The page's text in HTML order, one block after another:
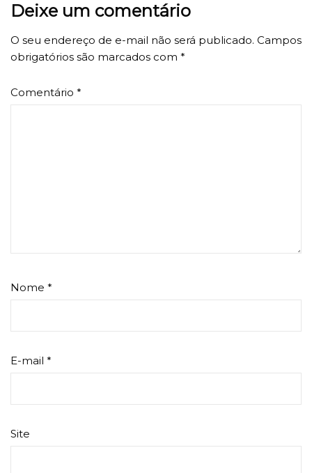
Deixe um comentário
O seu endereço de e-mail não será publicado. Campos
obrigatórios são marcados com *
Comentário *
Nome *
E-mail *
Site